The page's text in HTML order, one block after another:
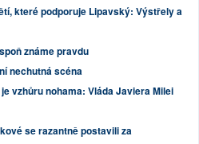
které podporuje Lipavský: Výstřely a
známe pravdu
nechutná scéna
vzhůru nohama: Vláda Javiera Milei
se razantně postavili za